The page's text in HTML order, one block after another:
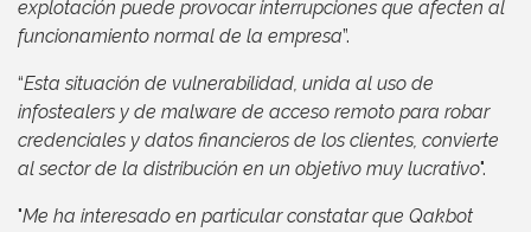
explotación puede provocar interrupciones que afecten al
funcionamiento normal de la empresa”.
“Esta situación de vulnerabilidad, unida al uso de
infostealers y de malware de acceso remoto para robar
credenciales y datos financieros de los clientes, convierte
al sector de la distribución en un objetivo muy lucrativo".
"Me ha interesado en particular constatar que Qakbot